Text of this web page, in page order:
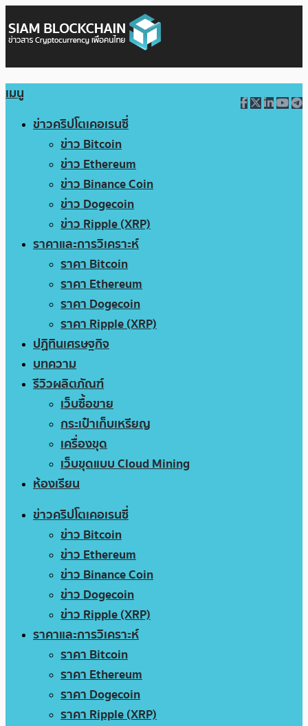
เมนู
ข่าวคริปโตเคอเรนซี่
ข่าว Bitcoin
ข่าว Ethereum
ข่าว Binance Coin
ข่าว Dogecoin
ข่าว Ripple (XRP)
ราคาและการวิเคราะห์
ราคา Bitcoin
ราคา Ethereum
ราคา Dogecoin
ราคา Ripple (XRP)
ปฏิทินเศรษฐกิจ
บทความ
รีวิวผลิตภัณฑ์
เว็บซื้อขาย
กระเป๋าเก็บเหรียญ
เครื่องขุด
เว็บขุดแบบ Cloud Mining
ห้องเรียน
ข่าวคริปโตเคอเรนซี่
ข่าว Bitcoin
ข่าว Ethereum
ข่าว Binance Coin
ข่าว Dogecoin
ข่าว Ripple (XRP)
ราคาและการวิเคราะห์
ราคา Bitcoin
ราคา Ethereum
ราคา Dogecoin
ราคา Ripple (XRP)